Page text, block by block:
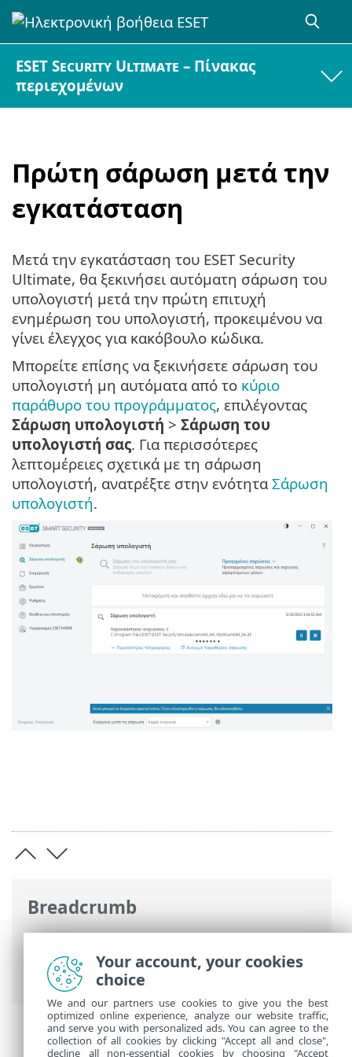
ESET Security Ultimate – Πίνακας
περιεχομένων
Πρώτη σάρωση μετά την
εγκατάσταση
Breadcrumb
Ηλεκτρονική βοήθεια ESET>ESET
Security Ultimate>Εγκατάσταση>
Πρώτη σάρωση μετά την εγκατάσταση
Μετά την εγκατάσταση του ESET Security
Ultimate, θα ξεκινήσει αυτόματη σάρωση του
υπολογιστή μετά την πρώτη επιτυχή
ενημέρωση του υπολογιστή, προκειμένου να
γίνει έλεγχος για κακόβουλο κώδικα.
Μπορείτε επίσης να ξεκινήσετε σάρωση του
υπολογιστή μη αυτόματα από το κύριο
παράθυρο του προγράμματος, επιλέγοντας
Σάρωση υπολογιστή > Σάρωση του
υπολογιστή σας. Για περισσότερες
λεπτομέρειες σχετικά με τη σάρωση
υπολογιστή, ανατρέξτε στην ενότηταΣάρωση
υπολογιστή.
Your account, your cookies
choice
We and our partners use cookies to give you the best
optimized online experience, analyze our website traffic,
and serve you with personalized ads. You can agree to the
collection of all cookies by clicking "Accept all and close",
decline all non-essential cookies by choosing "Accept